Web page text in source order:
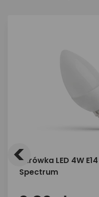
Żarówka LED 4W
Spectrum
<